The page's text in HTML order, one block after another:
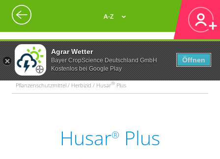
Agrar Wetter
Bayer CropScience Deutschland GmbH
Kostenlos bei Google Play
Öffnen
A-Z
Pflanzenschutzmittel / Herbizid / Husar® Plus
Husar® Plus